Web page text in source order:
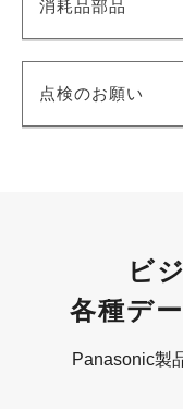
消耗品部品
点検のお願い
ビ
各種デ
Panasonic製